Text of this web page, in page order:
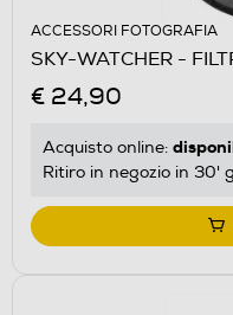
ACCESSORI FOTOGRAFIA
SKY-WATCHER -
€ 24,90
Acquisto online:
Ritiro in negozio in 30'